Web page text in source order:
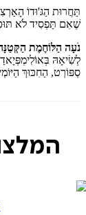
תַּחֲרוּת הַגּ'וּדוֹ
שֶׁאִם תַּפְסִיד לֹא
נֹעָה הַלּוֹחֶמֶת
לְשִׂיאָהּ
סְפּוֹרְט, הַחִכּוּךְ